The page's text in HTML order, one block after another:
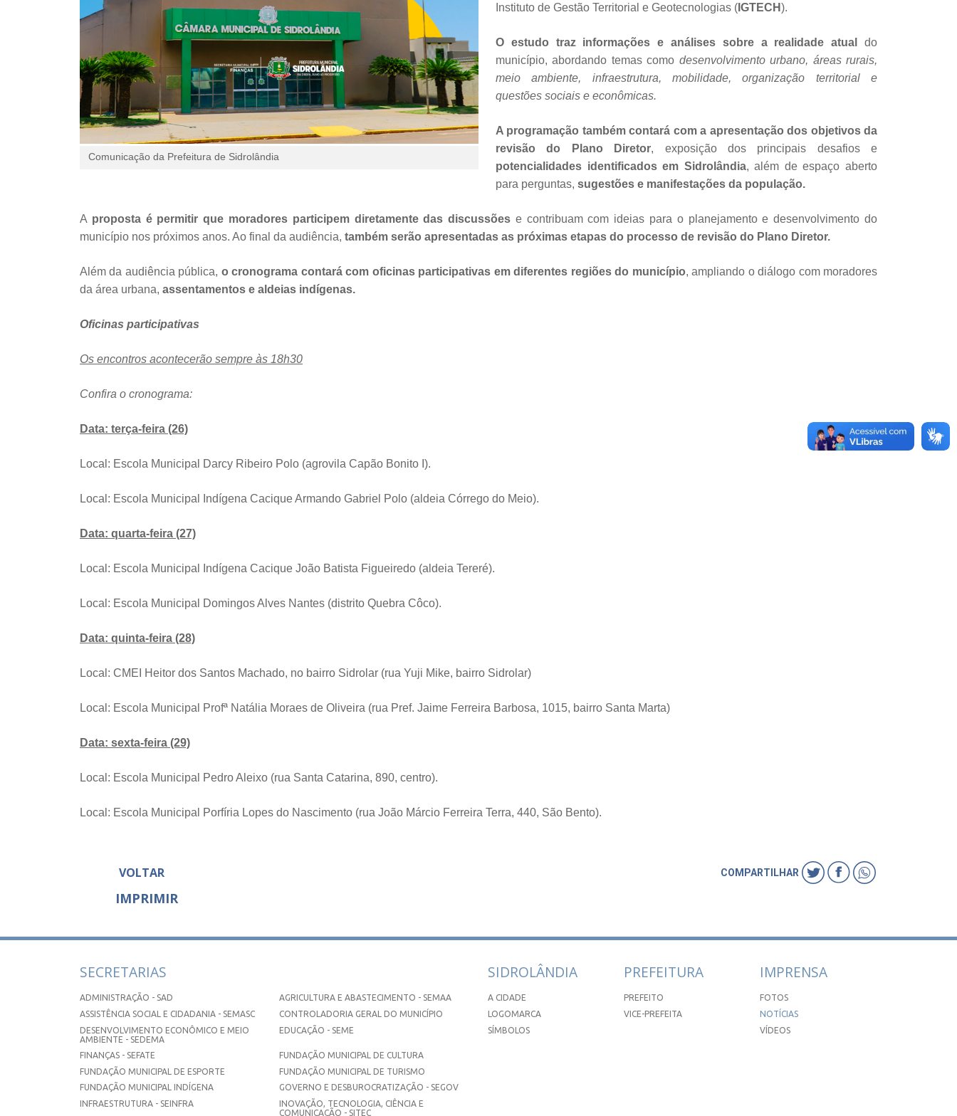
Comunicação da Prefeitura de Sidrolândia
Instituto de Gestão Territorial e Geotecnologias ( IGTECH).
O estudo traz informações e análises sobre a realidade atual do
município, abordando temas como desenvolvimento urbano, áreas rurais,
meio ambiente, infraestrutura, mobilidade, organização territorial e
questões sociais e econômicas.
A programação também contará com a apresentação dos objetivos da
revisão do Plano Diretor, exposição dos principais desafios e
potencialidades identificados em Sidrolândia, além de espaço aberto
para perguntas, sugestões e manifestações da população.
A proposta é permitir que moradores participem diretamente das discussões e contribuam com ideias para o planejamento e desenvolvimento do
município nos próximos anos. Ao final da audiência, também serão apresentadas as próximas etapas do processo de revisão do Plano Diretor.
Além da audiência pública, o cronograma contará com oficinas participativas em diferentes regiões do município, ampliando o diálogo com moradores
da área urbana, assentamentos e aldeias indígenas.
Oficinas participativas
Os encontros acontecerão sempre às 18h30
Confira o cronograma:
Data: terça-feira (26)
Local: Escola Municipal Darcy Ribeiro Polo (agrovila Capão Bonito I).
Local: Escola Municipal Indígena Cacique Armando Gabriel Polo (aldeia Córrego do Meio).
Data: quarta-feira (27)
Local: Escola Municipal Indígena Cacique João Batista Figueiredo (aldeia Tereré).
Local: Escola Municipal Domingos Alves Nantes (distrito Quebra Côco).
Data: quinta-feira (28)
Local: CMEI Heitor dos Santos Machado, no bairro Sidrolar (rua Yuji Mike, bairro Sidrolar)
Local: Escola Municipal Profª Natália Moraes de Oliveira (rua Pref. Jaime Ferreira Barbosa, 1015, bairro Santa Marta)
Data: sexta-feira (29)
Local: Escola Municipal Pedro Aleixo (rua Santa Catarina, 890, centro).
Local: Escola Municipal Porfíria Lopes do Nascimento (rua João Márcio Ferreira Terra, 440, São Bento).
VOLTAR
IMPRIMIR
COMPARTILHAR
SECRETARIAS
ADMINISTRAÇÃO - SAD
AGRICULTURA E ABASTECIMENTO - SEMAA
ASSISTÊNCIA SOCIAL E CIDADANIA - SEMASC
CONTROLADORIA GERAL DO MUNICÍPIO
DESENVOLVIMENTO ECONÔMICO E MEIO
AMBIENTE - SEDEMA
EDUCAÇÃO - SEME
FINANÇAS - SEFATE
FUNDAÇÃO MUNICIPAL DE CULTURA
FUNDAÇÃO MUNICIPAL DE ESPORTE
FUNDAÇÃO MUNICIPAL DE TURISMO
FUNDAÇÃO MUNICIPAL INDÍGENA
GOVERNO E DESBUROCRATIZAÇÃO - SEGOV
INFRAESTRUTURA - SEINFRA
INOVAÇÃO, TECNOLOGIA, CIÊNCIA E
COMUNICAÇÃO - SITEC
SIDROLÂNDIA
A CIDADE
LOGOMARCA
SÍMBOLOS
PREFEITURA
PREFEITO
VICE-PREFEITA
IMPRENSA
FOTOS
NOTÍCIAS
VÍDEOS